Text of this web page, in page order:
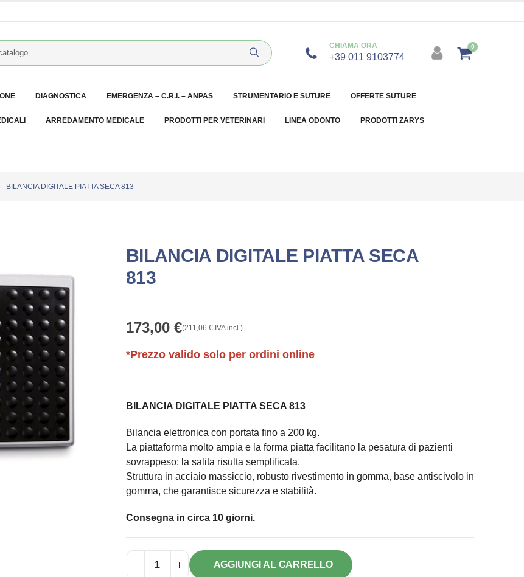
CHIAMA ORA
+39 011 9103774
0
DIAGNOSTICA EMERGENZA – C.R.I. – ANPAS STRUMENTARIO E SUTURE OFFERTE SUTURE
ARREDAMENTO MEDICALE PRODOTTI PER VETERINARI LINEA ODONTO PRODOTTI ZARYS
BILANCIA DIGITALE PIATTA SECA 813
BILANCIA DIGITALE PIATTA SECA
813
173,00 €(211,06 €IVA incl.)
*Prezzo valido solo per ordini online
BILANCIA DIGITALE PIATTA SECA 813
Bilancia elettronica con portata fino a 200 kg.
La piattaforma molto ampia e la forma piatta facilitano la pesatura di pazienti
sovrappeso; la salita risulta semplificata.
Struttura in acciaio massiccio, robusto rivestimento in gomma, base antiscivolo in
gomma, che garantisce sicurezza e stabilità.
Consegna in circa 10 giorni.
AGGIUNGI AL CARRELLO